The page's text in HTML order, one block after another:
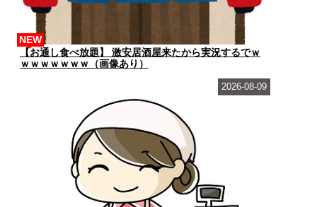
【お通し食べ放題】 激安居酒屋来たから実況するでｗ
ｗｗｗｗｗｗｗ（画像あり）
NEW
2026-08-09